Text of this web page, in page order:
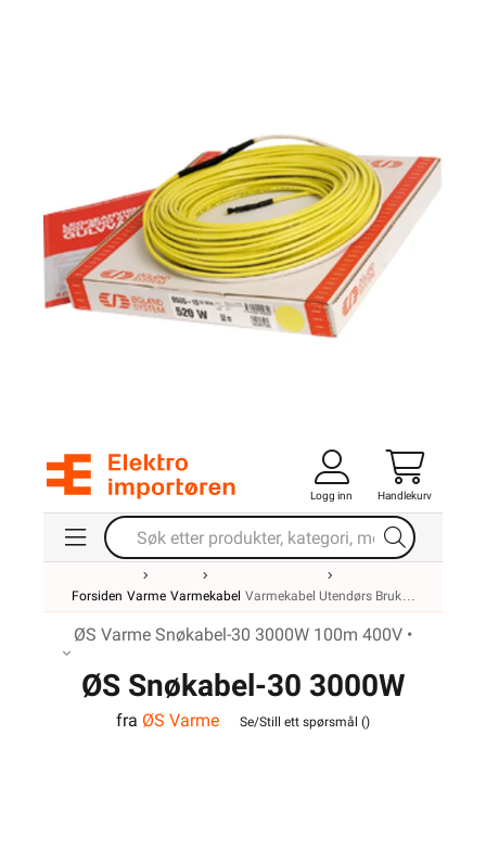
Logg inn Handlekurv
Forsiden Varme Varmekabel Varmekabel Utendørs Bruk
ØS Varme Snøkabel-30 3000W 100m 400V •
ØS Snøkabel-30 3000W
100m 400V
fra ØS Varme Se/Still ett spørsmål ()